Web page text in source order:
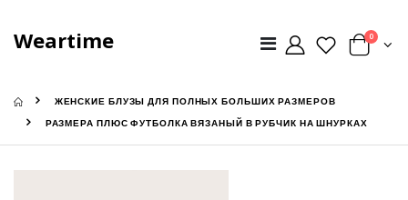
Weartime 0
ЖЕНСКИЕ БЛУЗЫ ДЛЯ ПОЛНЫХ БОЛЬШИХ РАЗМЕРОВ
РАЗМЕРА ПЛЮС ФУТБОЛКА ВЯЗАНЫЙ В РУБЧИК НА ШНУРКАХ